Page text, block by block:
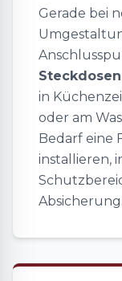
Gerade bei
in
oder am
Bedarf eine
installieren,
Absicherung.